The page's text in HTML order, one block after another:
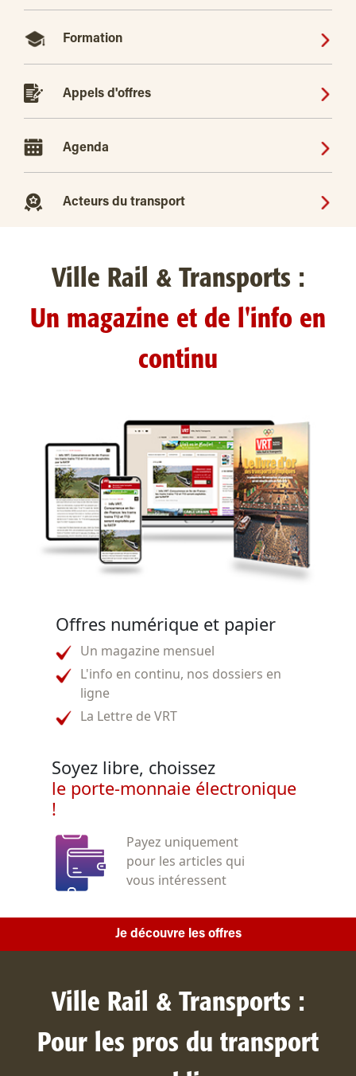
Formation
Appels d'offres
Agenda
Acteurs du transport
Ville Rail & Transports :
Un magazine et de l'info en
continu
Offres numérique et papier
Un magazine mensuel
L'info en continu, nos dossiers en
ligne
La Lettre de VRT
Soyez libre, choissez
le porte-monnaie électronique
!
Payez uniquement
pour les articles qui
vous intéressent
Je découvre les offres
Ville Rail & Transports :
Pour les pros du transport